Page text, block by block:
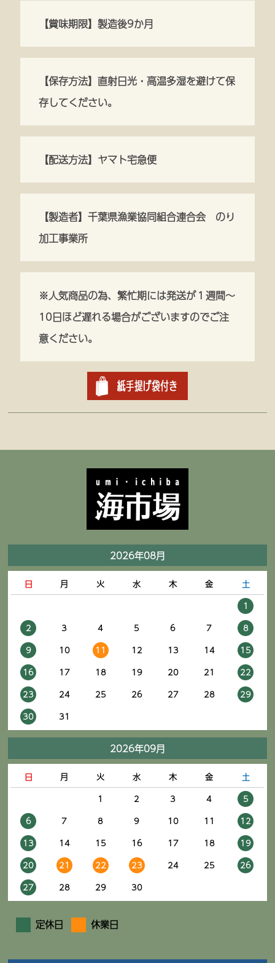
【賞味期限】製造後9か月
【保存方法】直射日光・高温多湿を避けて保
存してください。
【配送方法】ヤマト宅急便
【製造者】千葉県漁業協同組合連合会 のり
加工事業所
※人気商品の為、繁忙期には発送が１週間～
10日ほど遅れる場合がございますのでご注
意ください。
2026年08月
日 月 火 水 木 金
土
1
2
3 4 5 6 7
8
9
10 11 12 13 14
15
16
17 18 19 20 21
22
23
24 25 26 27 28
29
30
31
2026年09月
日 月 火 水 木 金
土
1
2 3 4
5
6
7 8 9 10 11
12
13
14 15 16 17 18
19
20
21 22 23 24 25
26
27
28 29 30
定休日 休業日